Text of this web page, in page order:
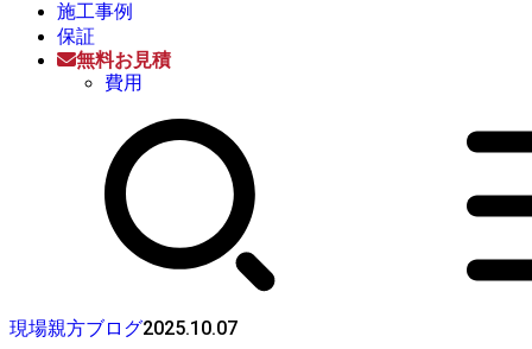
施工事例
保証
無料お見積
費用
現場親方ブログ2025.10.07